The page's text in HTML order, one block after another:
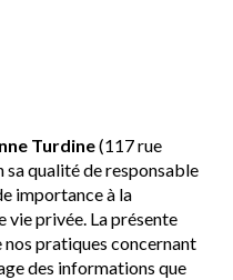
Turdine(117 rue
sa qualité de responsable
importance à la
privée. La présente
pratiques concernant
des informations que